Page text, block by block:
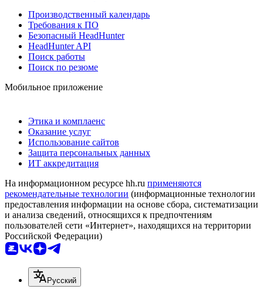
Производственный календарь
Требования к ПО
Безопасный HeadHunter
HeadHunter API
Поиск работы
Поиск по резюме
Мобильное приложение
Этика и комплаенс
Оказание услуг
Использование сайтов
Защита персональных данных
ИТ аккредитация
На информационном ресурсе hh.ru применяются
рекомендательные технологии (информационные технологии
предоставления информации на основе сбора, систематизации
и анализа сведений, относящихся к предпочтениям
пользователей сети «Интернет», находящихся на территории
Российской Федерации)
Русский